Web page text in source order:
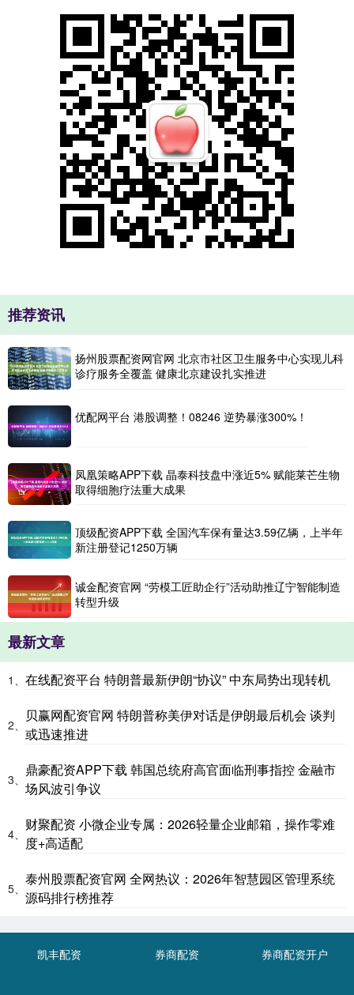
推荐资讯
扬州股票配资网官网 北京市社区卫生服务中心实现儿科
诊疗服务全覆盖 健康北京建设扎实推进
优配网平台 港股调整！08246 逆势暴涨300%！
凤凰策略APP下载 晶泰科技盘中涨近5% 赋能莱芒生物
取得细胞疗法重大成果
顶级配资APP下载 全国汽车保有量达3.59亿辆，上半年
新注册登记1250万辆
诚金配资官网 “劳模工匠助企行”活动助推辽宁智能制造
转型升级
最新文章
1、 在线配资平台 特朗普最新伊朗“协议” 中东局势出现转机
2、
贝赢网配资官网 特朗普称美伊对话是伊朗最后机会 谈判
或迅速推进
3、
鼎豪配资APP下载 韩国总统府高官面临刑事指控 金融市
场风波引争议
4、
财聚配资 小微企业专属：2026轻量企业邮箱，操作零难
度+高适配
5、
泰州股票配资官网 全网热议：2026年智慧园区管理系统
源码排行榜推荐
凯丰配资 券商配资 券商配资开户